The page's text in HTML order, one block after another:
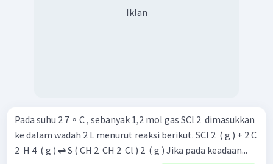
Iklan
Pada suhu 2 7 ∘ C , sebanyak 1,2 mol gas SCl 2 ​ dimasukkan
ke dalam wadah 2 L menurut reaksi berikut. SCl 2 ​ ( g ) + 2 C
2 ​ H 4 ​ ( g ) ⇌ S ( CH 2 ​ CH 2 ​ Cl ) 2 ​ ( g ) Jika pada keadaan...